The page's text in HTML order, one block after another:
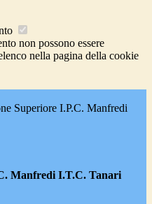
non possono essere
nella pagina della cookie
Superiore I.P.C. Manfredi
Manfredi I.T.C. Tanari